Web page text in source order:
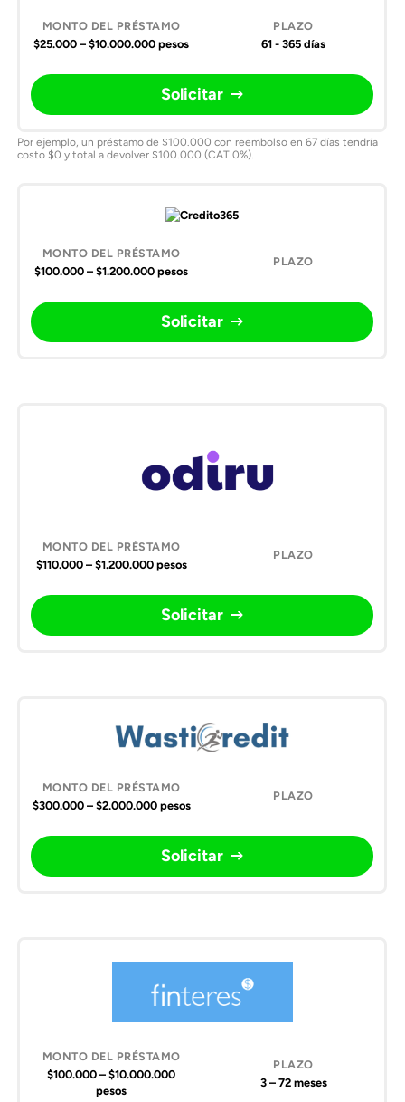
$25.000 – $10.000.000 pesos 61 - 365 días
Solicitar
Por ejemplo, un préstamo de $100.000 con reembolso en 67 días tendría
costo $0 y total a devolver $100.000 (CAT 0%).
$100.000 – $1.200.000 pesos
Solicitar
$110.000 – $1.200.000 pesos
Solicitar
$300.000 – $2.000.000 pesos
Solicitar
$100.000 – $10.000.000
pesos
3 – 72 meses